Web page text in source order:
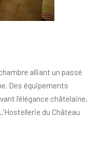
alliant un passé
Des équipements
l’élégance châtelaine,
du Château